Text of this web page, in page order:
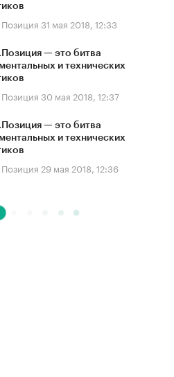
31 мая 2018, 12:33
— это битва
и технических
30 мая 2018, 12:37
— это битва
и технических
29 мая 2018, 12:36